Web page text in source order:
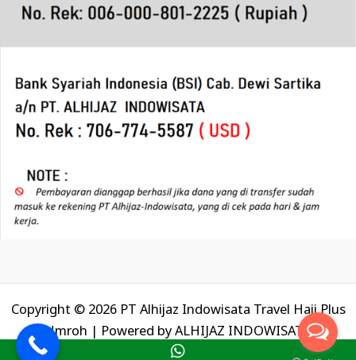
Copyright © 2026 PT Alhijaz Indowisata Travel Haji Plus
Umroh | Powered byALHIJAZ INDOWISATA